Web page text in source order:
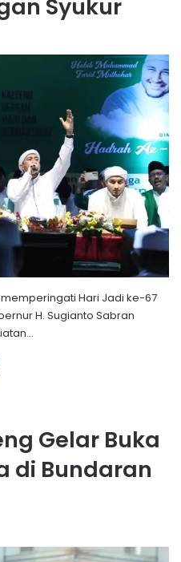
Syukur
Hari Jadi ke-67
H. Sugianto Sabran
Gelar Buka
di Bundaran